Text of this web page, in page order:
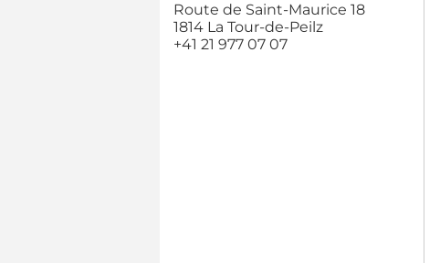
Route de Saint-Maurice 18
1814 La Tour-de-Peilz
+41 21 977 07 07